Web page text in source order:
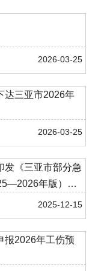
2026-03-25
达三亚市2026年
2026-03-25
发《三亚市部分急
年版）》
2025-12-15
报2026年工伤预